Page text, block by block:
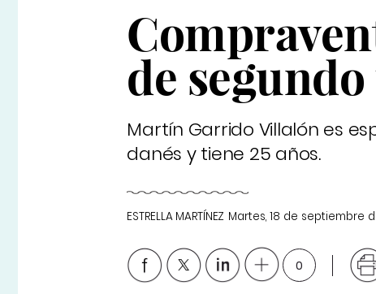
de
Martín Garrido Villalón es
danés y tiene 25 años.
ESTRELLA MARTÍNEZ Martes, 18 de septiembre
0